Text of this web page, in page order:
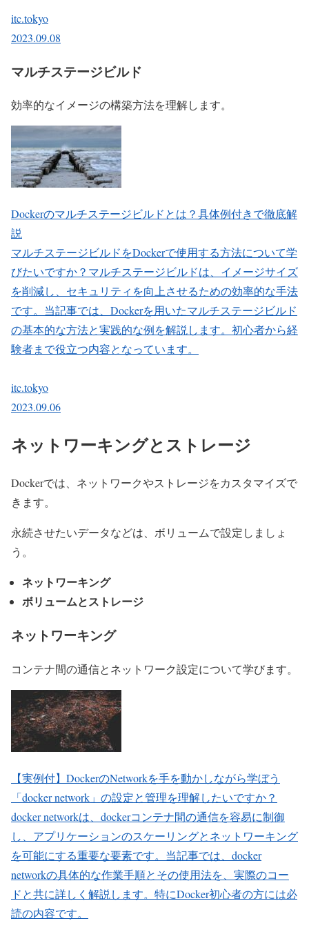
itc.tokyo
2023.09.08
マルチステージビルド
効率的なイメージの構築方法を理解します。
Dockerのマルチステージビルドとは？具体例付きで徹底解
説
マルチステージビルドをDockerで使用する方法について学
びたいですか？マルチステージビルドは、イメージサイズ
を削減し、セキュリティを向上させるための効率的な手法
です。当記事では、Dockerを用いたマルチステージビルド
の基本的な方法と実践的な例を解説します。初心者から経
験者まで役立つ内容となっています。
itc.tokyo
2023.09.06
ネットワーキングとストレージ
Dockerでは、ネットワークやストレージをカスタマイズで
きます。
永続させたいデータなどは、ボリュームで設定しましょ
う。
ネットワーキング
ボリュームとストレージ
ネットワーキング
コンテナ間の通信とネットワーク設定について学びます。
【実例付】DockerのNetworkを手を動かしながら学ぼう
「docker network」の設定と管理を理解したいですか？
docker networkは、dockerコンテナ間の通信を容易に制御
し、アプリケーションのスケーリングとネットワーキング
を可能にする重要な要素です。当記事では、docker
networkの具体的な作業手順とその使用法を、実際のコー
ドと共に詳しく解説します。特にDocker初心者の方には必
読の内容です。